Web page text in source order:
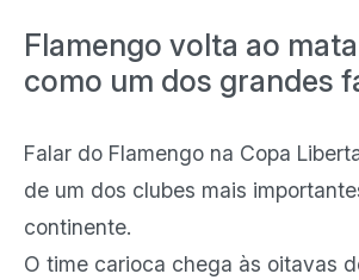
Flamengo volta ao
como um dos grandes
Falar do Flamengo na Copa
de um dos clubes mais
continente.
O time carioca chega às oitavas